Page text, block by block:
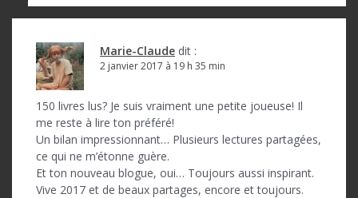
Marie-Claude dit :
2 janvier 2017 à 19 h 35 min
150 livres lus? Je suis vraiment une petite joueuse! Il
me reste à lire ton préféré!
Un bilan impressionnant… Plusieurs lectures partagées,
ce qui ne m’étonne guère.
Et ton nouveau blogue, oui… Toujours aussi inspirant.
Vive 2017 et de beaux partages, encore et toujours.